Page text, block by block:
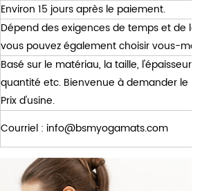
Environ 15 jours après le paiement.
Dépend des exigences de temps et de
vous pouvez également choisir vous-
Basé sur le matériau, la taille, l'épaisseur,
quantité etc. Bienvenue à demander le
Prix ​​d'usine.
Courriel : info@bsmyogamats.com